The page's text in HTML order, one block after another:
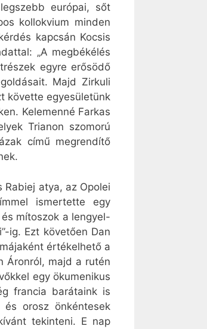
európai, sőt
kollokvium minden
kapcsán Kocsis
„A megbékélés
egyre erősödő
Majd Zirkuli
követte egyesületünk
Kelemenné Farkas
Trianon szomorú
című megrendítő
Rabiej atya, az Opolei
ismertette egy
mítoszok a lengyel-
ig. Ezt követően Dan
értékelhető a
Áronról, majd a rutén
egy ökumenikus
francia barátaink is
orosz önkéntesek
tekinteni. E nap